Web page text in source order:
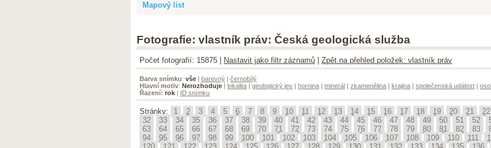
Mapový list
Fotografie: vlastník práv: Česká geologická služba
Počet fotografií: 15875 | Nastavit jako filtr záznamů Zpět na přehled položek: vlastník práv
Barva snímku: vše | barevný | černobílý
Hlavní motiv: Nerozhoduje | lokalita | geologický jev | hornina | minerál | zkamenělina | krajina | společenská událost |
Řazení: rok | ID snímku
Stránky: 1 2 3 4 5 6 7 8 9 10 11 12 13 14 15 16 17 18 19 20 21 22
32
33 34 35 36 37 38 39 40 41 42 43 44 45 46 47 48 49 50 51 52
63
64 65 66 67 68 69 70 71 72 73 74 75 76 77 78 79 80 81 82 83
94
95 96 97 98 99 100 101 102 103 104 105 106 107 108 109 110 111